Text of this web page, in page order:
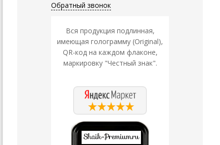
Обратный звонок
Вся продукция подлинная,
имеющая голограмму (Original),
QR-код на каждом флаконе,
маркировку "Честный знак".